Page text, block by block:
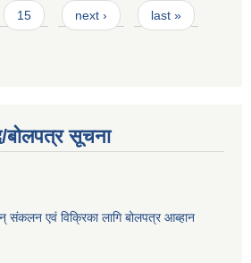
15 next › last »
बोलपत्र सूचना
संकलन एवं विक्रिका लागि बोलपत्र आब्हान